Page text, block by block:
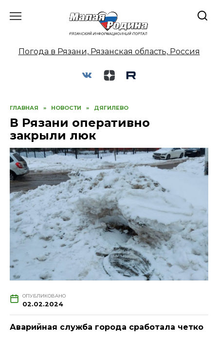
Погода в Рязани, Рязанская область, Россия
ГЛАВНАЯ » НОВОСТИ » ДЯГИЛЕВО
В Рязани оперативно
закрыли люк
ОПУБЛИКОВАНО
02.02.2024
Аварийная служба города сработала четко